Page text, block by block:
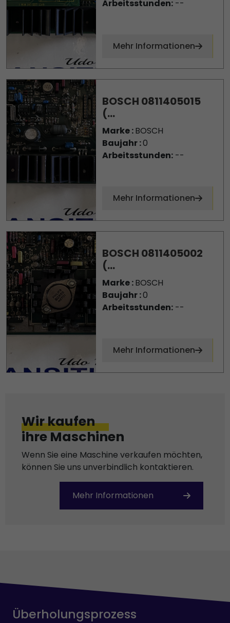
Arbeitsstunden:--
Mehr Informationen
BOSCH 0811405015
(...
Marke :BOSCH
Baujahr :0
Arbeitsstunden:--
Mehr Informationen
BOSCH 0811405002
(...
Marke :BOSCH
Baujahr :0
Arbeitsstunden:--
Mehr Informationen
Wir kaufen
ihre Maschinen
Wenn Sie eine Maschine verkaufen möchten,
können Sie uns unverbindlich kontaktieren.
Mehr Informationen
Überholungsprozess